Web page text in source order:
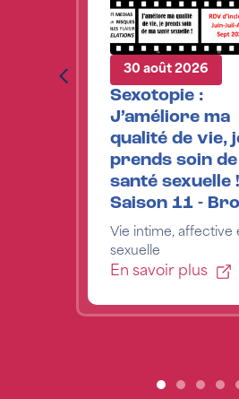
30 août 2026
Sexotopie :
J’améliore ma
qualité de vie,
prends soin
santé sexuelle
Saison 11 -
Vie intime, affective
sexuelle
En savoir plus